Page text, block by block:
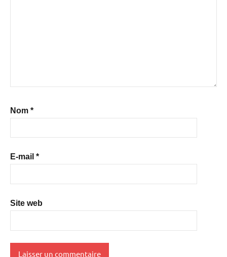
Nom *
E-mail *
Site web